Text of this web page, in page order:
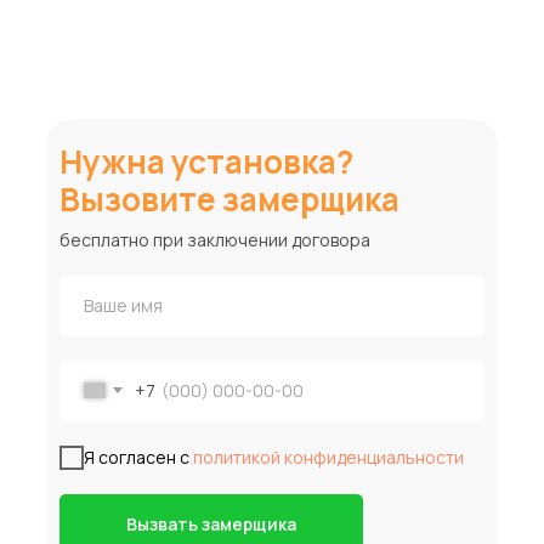
Нужна установка?
Вызовите замерщика
+7
Я согласен с политикой конфиденциальности
Вызвать замерщика
бесплатно при заключении договора